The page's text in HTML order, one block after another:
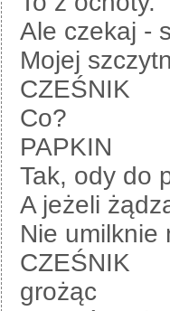
Ale czekaj -
Mojej
CZEŚNIK
Co?
PAPKIN
Tak, ody do
A jeżeli
Nie umilknie
CZEŚNIK
grożąc